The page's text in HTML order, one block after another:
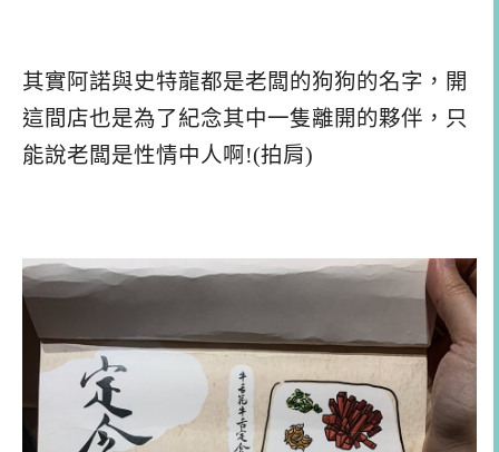
其實阿諾與史特龍都是老闆的狗狗的名字，開
這間店也是為了紀念其中一隻離開的夥伴，只
能說老闆是性情中人啊!(拍肩)